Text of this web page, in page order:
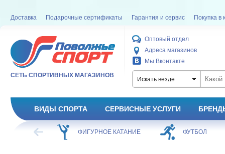
Доставка Подарочные сертификаты Гарантия и сервис Покупка в
СЕТЬ СПОРТИВНЫХ МАГАЗИНОВ
Оптовый отдел
Адреса магазинов
Мы Вконтакте
Искать везде
ВИДЫ СПОРТА СЕРВИСНЫЕ УСЛУГИ
ХОККЕЙ ФИГУРНОЕ КАТАНИЕ ФУТБОЛ